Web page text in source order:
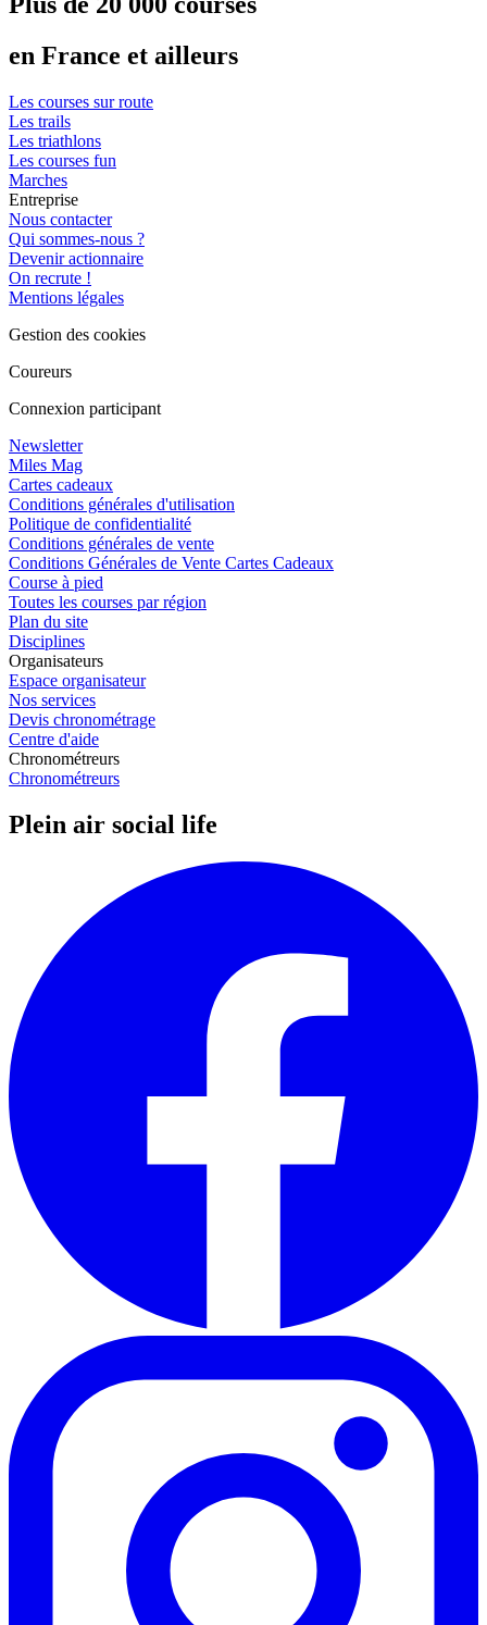
en France et ailleurs
Les courses sur route
Les trails
Les triathlons
Les courses fun
Marches
Entreprise
Nous contacter
Qui sommes-nous ?
Devenir actionnaire
On recrute !
Mentions légales
Gestion des cookies
Coureurs
Connexion participant
Newsletter
Miles Mag
Cartes cadeaux
Conditions générales d'utilisation
Politique de confidentialité
Conditions générales de vente
Conditions Générales de Vente Cartes Cadeaux
Course à pied
Toutes les courses par région
Plan du site
Disciplines
Organisateurs
Espace organisateur
Nos services
Devis chronométrage
Centre d'aide
Chronométreurs
Chronométreurs
Plein air social life